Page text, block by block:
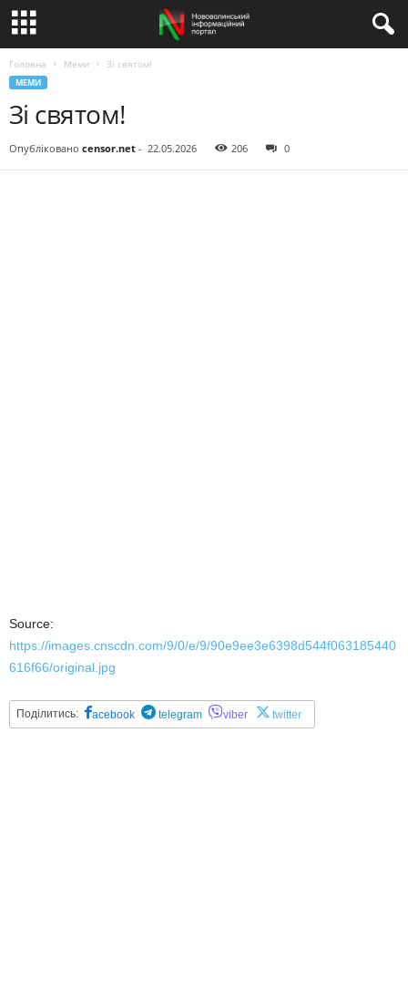
Головна Меми Зі святом!
МЕМИ
Зі святом!
Опубліковано censor.net - 22.05.2026 206 0
Source:
https://images.cnscdn.com/9/0/e/9/90e9ee3e6398d544f063185440
616f66/original.jpg
Поділитись: acebook telegram viber twitter